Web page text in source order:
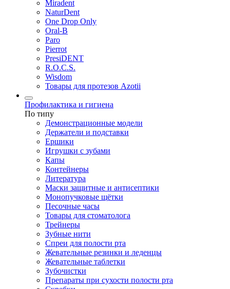
Miradent
NaturDent
One Drop Only
Oral-B
Paro
Pierrot
PresiDENT
R.O.C.S.
Wisdom
Товары для протезов Azotii
Профилактика и гигиена
По типу
Демонстрационные модели
Держатели и подставки
Ершики
Игрушки с зубами
Капы
Контейнеры
Литература
Маски защитные и антисептики
Монопучковые щётки
Песочные часы
Товары для стоматолога
Трейнеры
Зубные нити
Спреи для полости рта
Жевательные резинки и леденцы
Жевательные таблетки
Зубочистки
Препараты при сухости полости рта